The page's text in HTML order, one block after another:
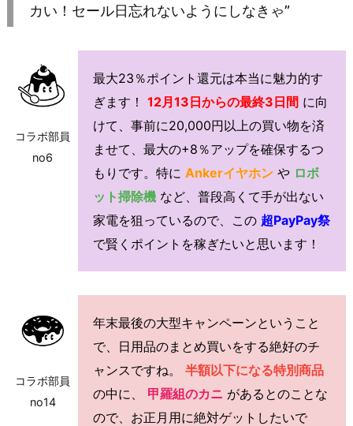
カい！セール日忘れないようにしなきゃ”
コラボ部員
no6
最大23％ポイント還元は本当に魅力的す
ぎます！ 12月13日からの最終3日間 に向
けて、事前に20,000円以上の買い物を済
ませて、最大の+8％アップを確保するつ
もりです。特に Ankerイヤホン や ロボ
ット掃除機 など、普段高くて手が出ない
家電を狙っているので、この 超PayPay祭
で賢くポイントを稼ぎたいと思います！
コラボ部員
no14
年末最後の大型キャンペーンということ
で、日用品のまとめ買いをする絶好のチ
ャンスですね。 半額以下になる特別商品
の中に、 甲羅組のカニ があるとのことな
ので、お正月用に絶対ゲットしたいで